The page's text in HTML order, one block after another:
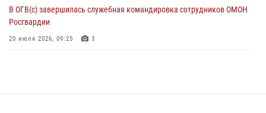
В ОГВ(с) завершилась служебная командировка сотрудников ОМОН
Росгвардии
20 июля 2026, 09:25 3